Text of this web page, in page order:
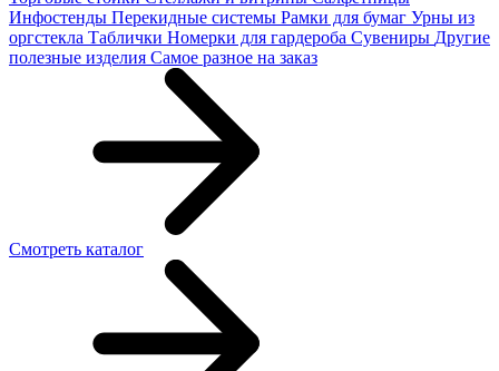
Инфостенды Перекидные системы Рамки для бумаг Урны из
оргстекла Таблички Номерки для гардероба Сувениры Другие
полезные изделия Самое разное на заказ
Смотреть каталог